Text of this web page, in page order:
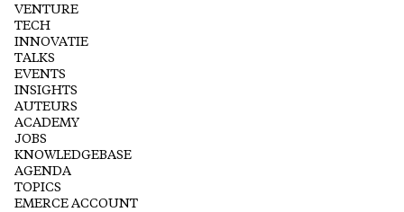
VENTURE
TECH
INNOVATIE
TALKS
EVENTS
INSIGHTS
AUTEURS
ACADEMY
JOBS
KNOWLEDGEBASE
AGENDA
TOPICS
EMERCE ACCOUNT